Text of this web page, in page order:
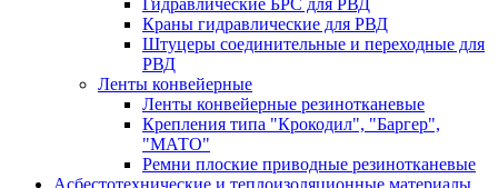
Гидравлические БРС для РВД
Краны гидравлические для РВД
Штуцеры соединительные и переходные для
РВД
Ленты конвейерные
Ленты конвейерные резинотканевые
Крепления типа "Крокодил", "Баргер",
"МАТО"
Ремни плоские приводные резинотканевые
Асбестотехнические и теплоизоляционные материалы